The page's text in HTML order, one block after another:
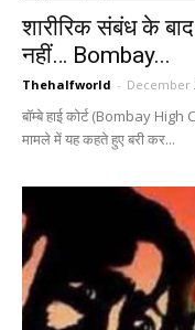
शारीरिक संबंध के
नहीं… Bombay...
Thehalfworld - December
बॉम्बे हाई कोर्ट (Bombay
मामले में यह कहते हुए बरी कर...